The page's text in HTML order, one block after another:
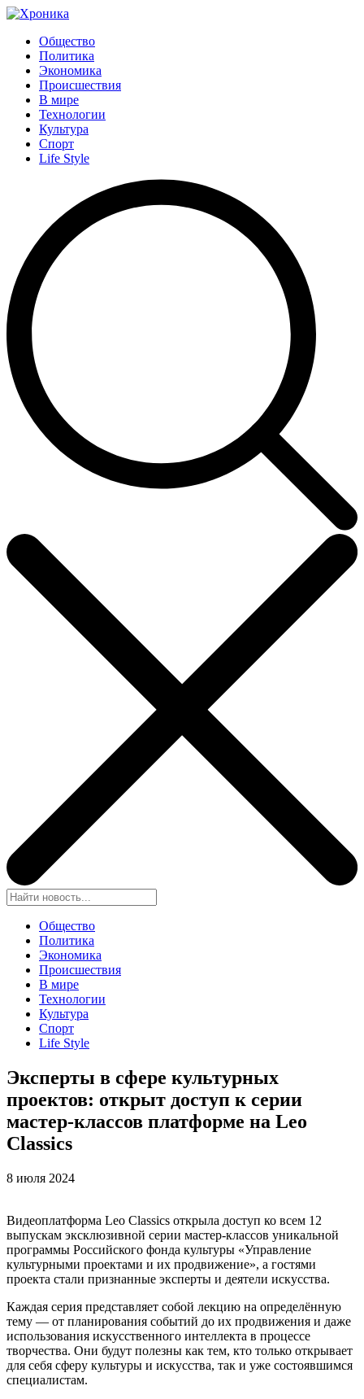
Общество
Политика
Экономика
Происшествия
В мире
Технологии
Культура
Спорт
Life Style
Общество
Политика
Экономика
Происшествия
В мире
Технологии
Культура
Спорт
Life Style
Эксперты в сфере культурных
проектов: открыт доступ к серии
мастер-классов платформе на Leo
Classics
8 июля 2024
Видеоплатформа Leo Classics открыла доступ ко всем 12
выпускам эксклюзивной серии мастер-классов уникальной
программы Российского фонда культуры «Управление
культурными проектами и их продвижение», а гостями
проекта стали признанные эксперты и деятели искусства.
Каждая серия представляет собой лекцию на определённую
тему — от планирования событий до их продвижения и даже
использования искусственного интеллекта в процессе
творчества. Они будут полезны как тем, кто только открывает
для себя сферу культуры и искусства, так и уже состоявшимся
специалистам.